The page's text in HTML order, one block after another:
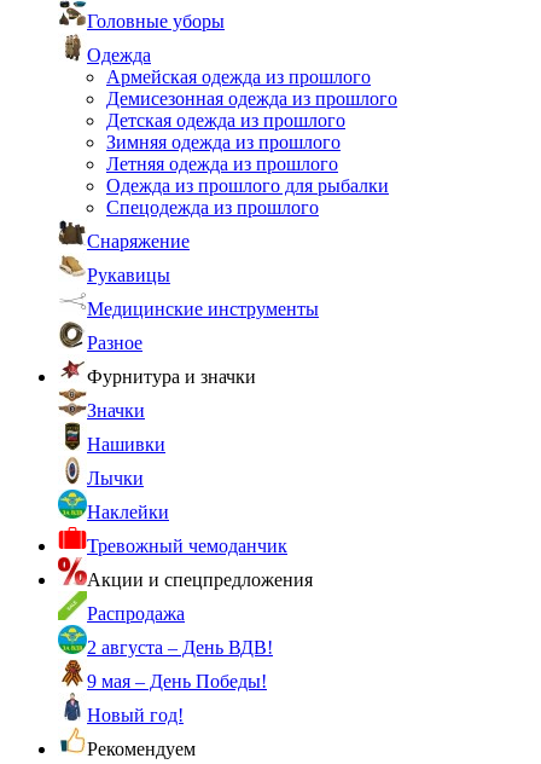
Головные уборы
Одежда
Армейская одежда из прошлого
Демисезонная одежда из прошлого
Детская одежда из прошлого
Зимняя одежда из прошлого
Летняя одежда из прошлого
Одежда из прошлого для рыбалки
Спецодежда из прошлого
Снаряжение
Рукавицы
Медицинские инструменты
Разное
Фурнитура и значки
Значки
Нашивки
Лычки
Наклейки
Тревожный чемоданчик
Акции и спецпредложения
Распродажа
2 августа – День ВДВ!
9 мая – День Победы!
Новый год!
Рекомендуем